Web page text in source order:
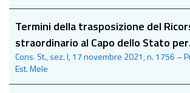
Termini della trasposizione del
straordinario al Capo dello Stato per
opposizione dei controinteressati
Cons. St., sez. I, 17 novembre 2021, n. 1756 –
Est. Mele